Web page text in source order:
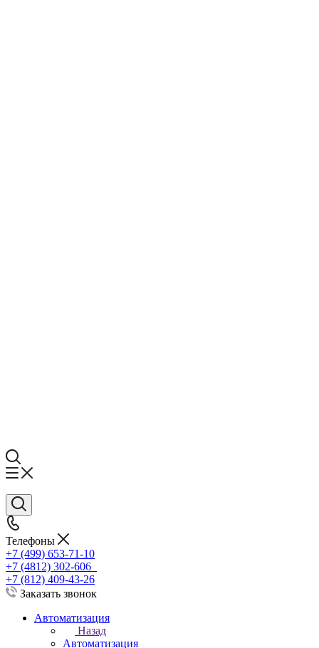
Телефоны
+7 (499) 653-71-10
+7 (4812) 302-606
+7 (812) 409-43-26
Заказать звонок
Автоматизация
Назад
Автоматизация